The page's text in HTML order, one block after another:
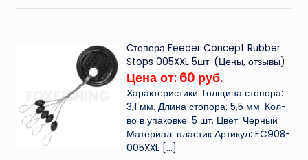
Стопора Feeder Concept Rubber
Stops 005XXL 5шт. (Цены, отзывы)
Цена от: 60 руб.
Характеристики Толщина стопора:
3,1 мм. Длина стопора: 5,5 мм. Кол-
во в упаковке: 5 шт. Цвет: Черный
Материал: пластик Артикул: FC908-
005XXL […]